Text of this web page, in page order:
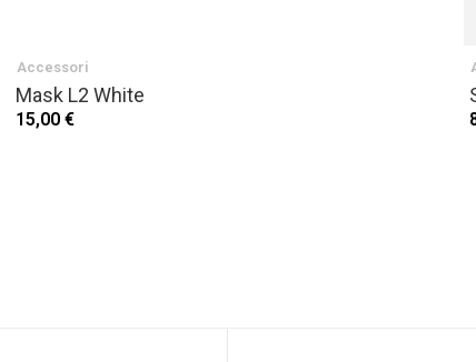
Accessori
Mask L2 White
15,00 €